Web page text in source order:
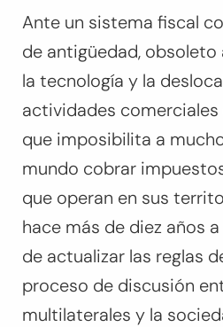
Ante un sistema fiscal
de antigüedad, obsoleto
la tecnología y la
actividades
que imposibilita a
mundo cobrar
que operan en sus
hace más de diez años
de actualizar las reglas
proceso de discusión
multilaterales y la